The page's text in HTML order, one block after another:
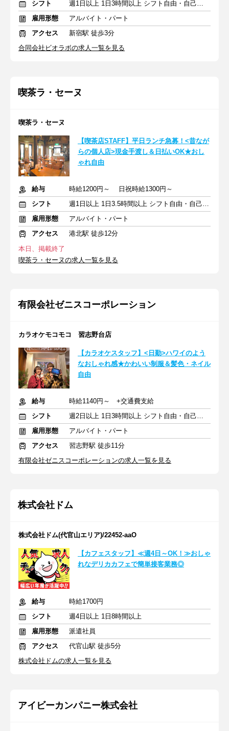
シフト
週1日以上 1日3時間以上 シフト自由・自己申告
雇用形態
アルバイト・パート
アクセス
新宿駅 徒歩3分
合同会社ビオラボの求人一覧を見る
喫茶ラ・セーヌ
喫茶ラ・セーヌ
【喫茶店STAFF】平日ランチ急募！<昔なが
らの個人店>現金手渡し＆日払いOK★おし
ゃれ自由
給与
時給1200円～ 日祝時給1300円～
シフト
週1日以上 1日3.5時間以上 シフト自由・自己申告
雇用形態
アルバイト・パート
アクセス
港北駅 徒歩12分
本日、掲載終了
喫茶ラ・セーヌの求人一覧を見る
有限会社ゼニスコーポレーション
カラオケモコモコ 習志野台店
【カラオケスタッフ】<日勤>ハワイのよう
なおしゃれ感★かわいい制服＆髪色・ネイル
自由
給与
時給1140円～ +交通費支給
シフト
週2日以上 1日3時間以上 シフト自由・自己申告
雇用形態
アルバイト・パート
アクセス
習志野駅 徒歩11分
有限会社ゼニスコーポレーションの求人一覧を見る
株式会社ドム
株式会社ドム(代官山エリア)/22452-aaO
【カフェスタッフ】≪週4日～OK！≫おしゃ
れなデリカカフェで簡単接客業務◎
給与
時給1700円
シフト
週4日以上 1日8時間以上
雇用形態
派遣社員
アクセス
代官山駅 徒歩5分
株式会社ドムの求人一覧を見る
アイビーカンパニー株式会社